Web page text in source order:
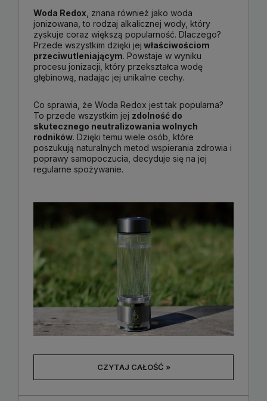
Woda Redox , znana również jako woda
jonizowana, to rodzaj alkalicznej wody, który
zyskuje coraz większą popularność. Dlaczego?
Przede wszystkim dzięki jej właściwościom
przeciwutleniającym. Powstaje w wyniku
procesu jonizacji, który przekształca wodę
głębinową, nadając jej unikalne cechy.
Co sprawia, że Woda Redox jest tak popularna?
To przede wszystkim jej zdolność do
skutecznego neutralizowania wolnych
rodników. Dzięki temu wiele osób, które
poszukują naturalnych metod wspierania zdrowia i
poprawy samopoczucia, decyduje się na jej
regularne spożywanie.
CZYTAJ CAŁOŚĆ »